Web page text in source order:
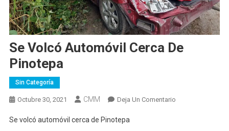
Se Volcó Automóvil Cerca De
Pinotepa
Sin Categoría
Octubre 30, 2021 CMM Deja Un ComentarioEn
Se volcó automóvil cerca de Pinotepa